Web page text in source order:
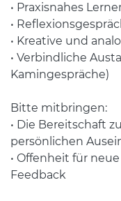
• Praxisnahes
•
• Kreative und
• Verbindliche
Kamingespräche)
Bitte mitbringen:
• Die Bereitschaft
persönlichen
• Offenheit für
Feedback